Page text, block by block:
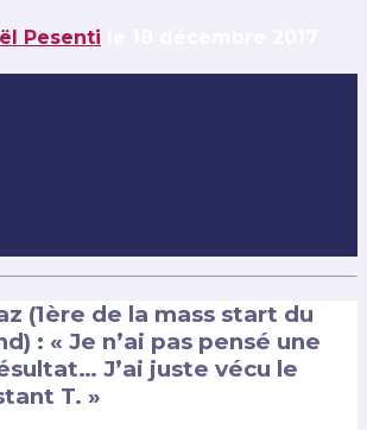
Pesenti
(1ère de la mass start du
: « Je n’ai pas pensé une
J’ai juste vécu le
T. »